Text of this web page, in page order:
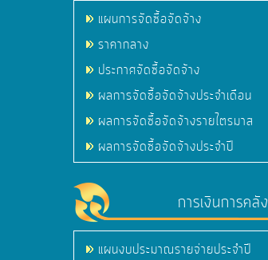
แผนการจัดซื้อจัดจ้าง
ราคากลาง
ประกาศจัดซื้อจัดจ้าง
ผลการจัดซื้อจัดจ้างประจำเดือน
ผลการจัดซื้อจัดจ้างรายไตรมาส
ผลการจัดซื้อจัดจ้างประจำปี
การเงินการคลัง
แผนงบประมาณรายจ่ายประจำปี